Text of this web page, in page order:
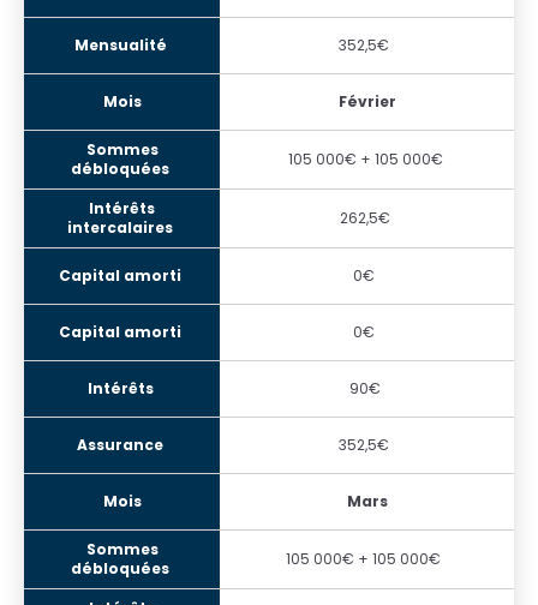
352,5€
Février
105 000€ + 105 000€
262,5€
0€
0€
90€
352,5€
Mars
105 000€ + 105 000€